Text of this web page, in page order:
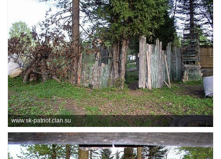
www.sk-patriot.clan.su